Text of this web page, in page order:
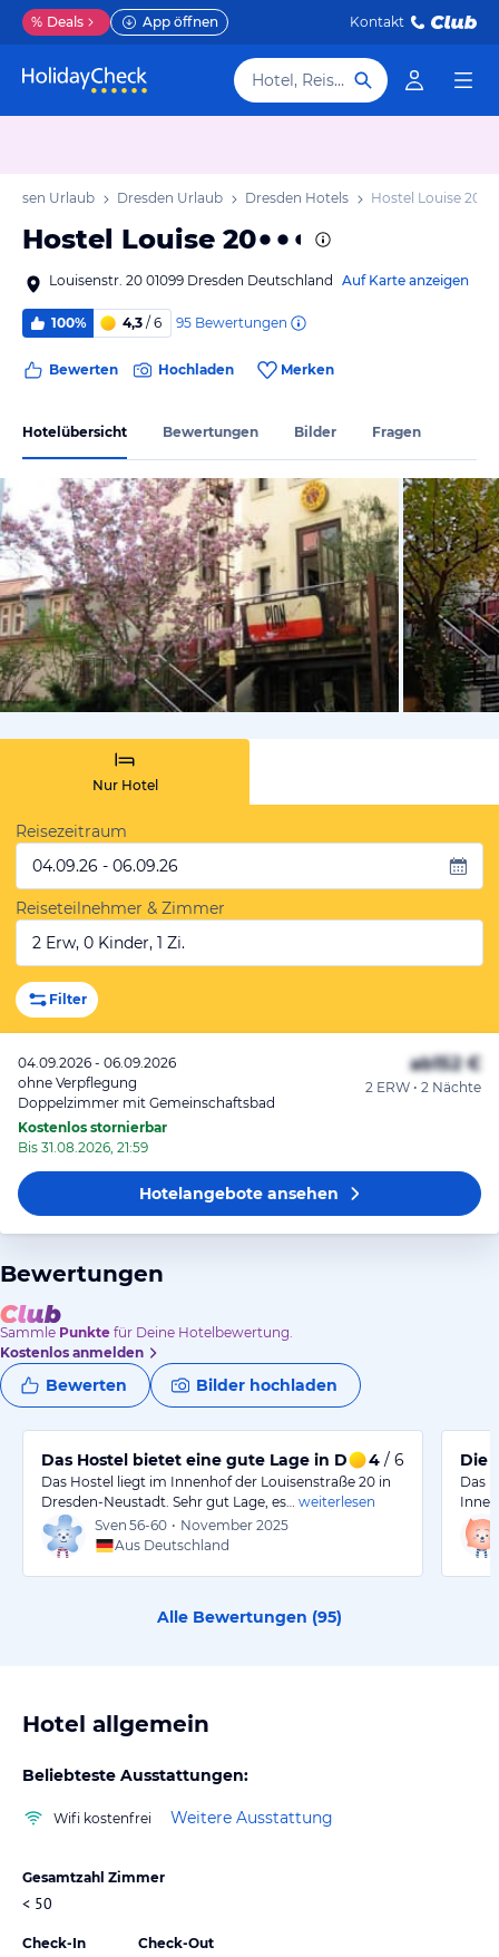
% Deals App öffnen Kontakt
Hotel, Reiseziel
Urlaub Dresden Urlaub Dresden Hotels Hostel Louise 20
Hostel Louise 20
Louisenstr. 20 01099 Dresden Deutschland Auf Karte anzeigen
100% 4,3 / 6 95 Bewertungen
Bewerten Hochladen Merken
Hotelübersicht Bewertungen Bilder Fragen
vom
Nur Hotel
Reisezeitraum
04.09.26 - 06.09.26
Reiseteilnehmer & Zimmer
2 Erw, 0 Kinder, 1 Zi.
Filter
04.09.2026 - 06.09.2026
ohne Verpflegung
Doppelzimmer mit Gemeinschaftsbad
Kostenlos stornierbar
Bis 31.08.2026, 21:59
ab152 €
2 ERW • 2 Nächte
Hotelangeboteansehen
Bewertungen
Sammle Punkte für Deine Hotelbewertung.
Kostenlos anmelden
Bewerten Bilder hochladen
Das Hostel bietet eine gute Lage in Dresden-Neustadt.
4 / 6
Das Hostel liegt im Innenhof der Louisenstraße 20 in
Dresden-Neustadt. Sehr gut Lage, es…
weiterlesen
Sven 56-60 • November 2025
Aus Deutschland
Die
Das
Alle Bewertungen (95)
Hotel allgemein
Beliebteste Ausstattungen:
Wifi kostenfrei Weitere Ausstattung
Gesamtzahl Zimmer
< 50
Check-In Check-Out